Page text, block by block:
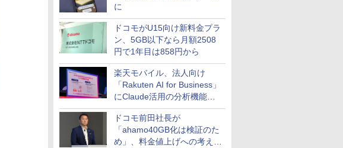
に
ドコモがU15向け新料金プラ
ン、5GB以下なら月額2508
円で1年目は858円から
楽天モバイル、法人向け
「Rakuten AI for Business」
にClaude活用の分析機能な
どを追加
ドコモ前田社長が
「ahamo40GB化は検証のた
め」、料金値上げへの考え方